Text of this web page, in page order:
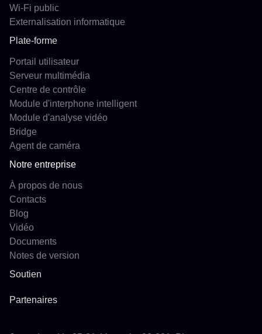
Wi-Fi public
Externalisation informatique
Plate-forme
Portail utilisateur
Serveur multimédia
Centre de contrôle
Module d'interphone intelligent
Module d'analyse vidéo
Bridge
Agent de caméra
Notre entreprise
À propos de nous
Contacts
Blog
Vidéo
Documents
Notes de version
Soutien
Partenaires